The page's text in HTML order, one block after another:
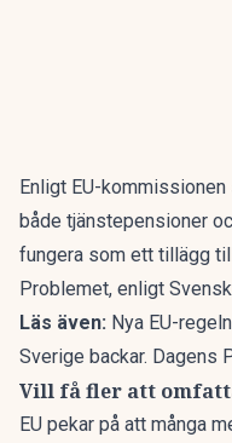
Enligt EU-
både tjänstepensioner
fungera som ett tillägg
Problemet, enligt
Läs även: Nya EU-
Sverige backar. Dagens
Vill få fler att
EU pekar på att många